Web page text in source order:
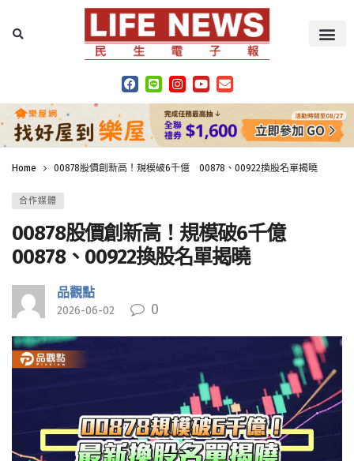
Home 00878股價創新高！規模破6千億 00878、00922換股名單揭曉
合作媒體
00878股價創新高！規模破6千億
00878、00922換股名單揭曉
品觀點
2026-06-02 0